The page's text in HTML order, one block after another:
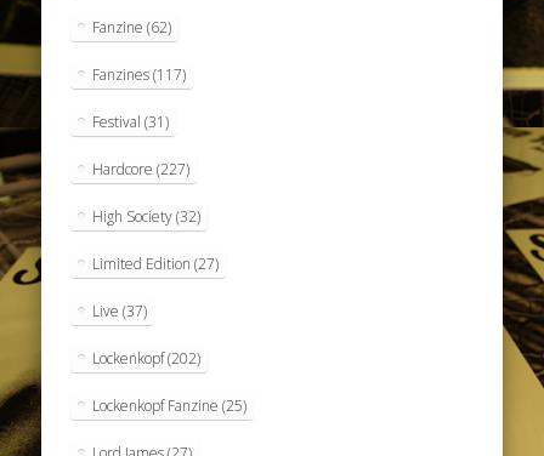
Fanzine (62)
Fanzines(117)
Festival (31)
Hardcore (227)
High Society(32)
Limited Edition (27)
Live (37)
Lockenkopf(202)
Lockenkopf Fanzine (25)